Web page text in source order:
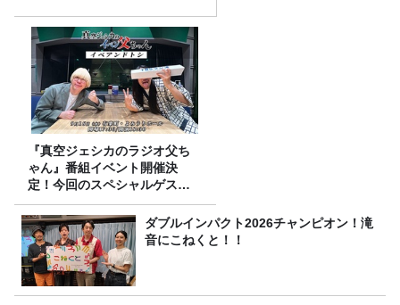
『真空ジェシカのラジオ父ち
ゃん』番組イベント開催決
定！今回のスペシャルゲスト
は、タカアンドトシ！
ダブルインパクト2026チャンピオン！滝
音にこねくと！！